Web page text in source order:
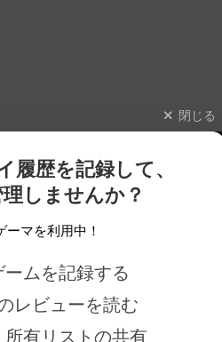
閉じる
履歴を記録して、
しませんか？
ーマを利用中！
ムを記録する
レビューを読む
有リストの共有
新作・再入荷情報